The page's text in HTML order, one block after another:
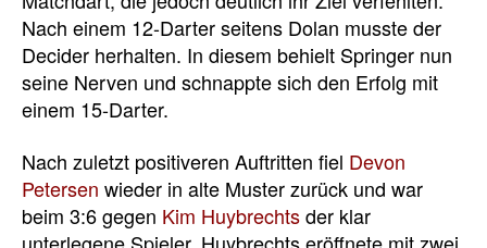
Nach einem 12-Darter seitens Dolan musste der
Decider herhalten. In diesem behielt Springer nun
seine Nerven und schnappte sich den Erfolg mit
einem 15-Darter.
Nach zuletzt positiveren Auftritten fiel Devon
Petersen wieder in alte Muster zurück und war
beim 3:6 gegen Kim Huybrechtsder klar